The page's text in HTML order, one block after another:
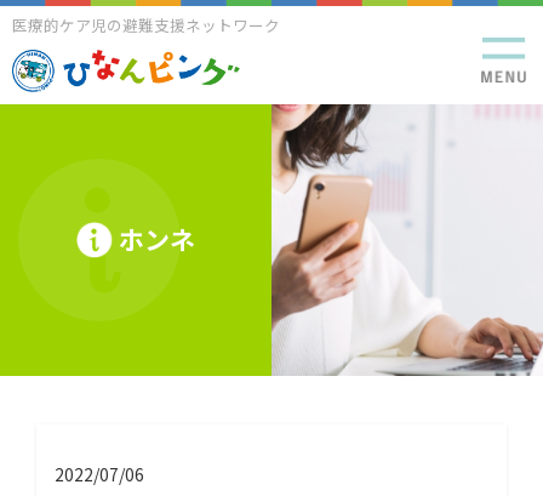
医療的ケア児の避難支援ネットワーク
ホンネ
2022/07/06